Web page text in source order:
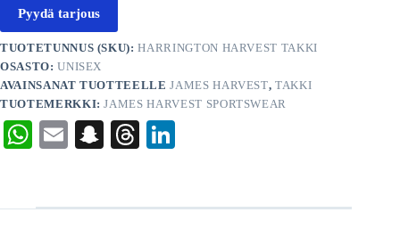
Pyydä tarjous
TUOTETUNNUS (SKU):HARRINGTON HARVEST TAKKI
OSASTO:UNISEX
AVAINSANAT TUOTTEELLEJAMES HARVEST,TAKKI
TUOTEMERKKI:JAMES HARVEST SPORTSWEAR
W
A
E
S
ha
T
ds In